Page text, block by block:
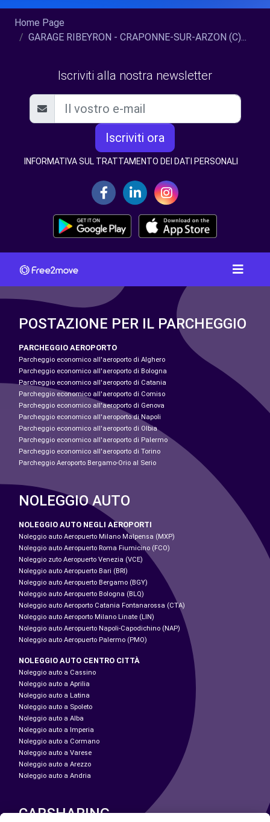
Home Page
GARAGE RIBEYRON - CRAPONNE-SUR-ARZON (C)...
Iscriviti alla nostra newsletter
Iscriviti ora
INFORMATIVA SUL TRATTAMENTO DEI DATI PERSONALI
POSTAZIONE PER IL PARCHEGGIO
PARCHEGGIO AEROPORTO
Parcheggio economico all'aeroporto di Alghero
Parcheggio economico all'aeroporto di Bologna
Parcheggio economico all'aeroporto di Catania
Parcheggio economico all'aeroporto di Comiso
Parcheggio economico all'aeroporto di Genova
Parcheggio economico all'aeroporto di Napoli
Parcheggio economico all'aeroporto di Olbia
Parcheggio economico all'aeroporto di Palermo
Parcheggio economico all'aeroporto di Torino
Parcheggio Aeroporto Bergamo-Orio al Serio
NOLEGGIO AUTO
NOLEGGIO AUTO NEGLI AEROPORTI
Noleggio auto Aeropuerto Milano Malpensa (MXP)
Noleggio auto Aeropuerto Roma Fiumicino (FCO)
Noleggio zuto Aeropuerto Venezia (VCE)
Noleggio auto Aeropuerto Bari (BRI)
Noleggio auto Aeropuerto Bergamo (BGY)
Noleggio auto Aeropuerto Bologna (BLQ)
Noleggio auto Aeroporto Catania Fontanarossa (CTA)
Noleggio auto Aeroporto Milano Linate (LIN)
Noleggio auto Aeropuerto Napoli-Capodichino (NAP)
Noleggio auto Aeropuerto Palermo (PMO)
NOLEGGIO AUTO CENTRO CITTÀ
Noleggio auto a Cassino
Noleggio auto a Aprilia
Noleggio auto a Latina
Noleggio auto a Spoleto
Noleggio auto a Alba
Noleggio auto a Imperia
Noleggio auto a Cormano
Noleggio auto a Varese
Noleggio auto a Arezzo
Noleggio auto a Andria
CARSHARING